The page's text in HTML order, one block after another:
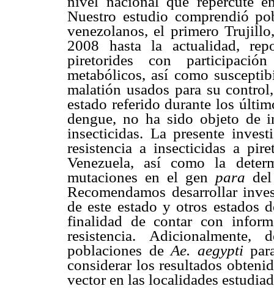
Nuestro estudio comprendió
venezolanos, el primero
2008 hasta la actualidad,
piretorides con
metabólicos, así como
malatión usados para su
estado referido durante los
dengue, no ha sido objeto de
insecticidas. La presente
resistencia a insecticidas a
Venezuela, así como la
mutaciones en el gen para
Recomendamos desarrollar
de este estado y otros estados
finalidad de contar con
resistencia. Adicionalmente,
poblaciones deAe. aegypti
considerar los resultados
vector en las localidades